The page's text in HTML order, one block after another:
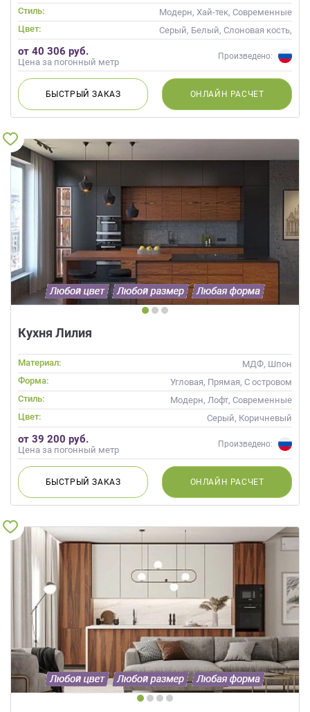
Стиль:
Модерн, Хай-тек, Современные
Цвет:
Серый, Белый, Слоновая кость,
Кремовый
от 40 306 руб.
Цена за погонный метр
Произведено:
БЫСТРЫЙЗАКАЗ ОНЛАЙН РАСЧЕТ
Кухня Лилия
Материал:
МДФ, Шпон
Форма:
Угловая, Прямая, С островом
Стиль:
Модерн, Лофт, Современные
Цвет:
Серый, Коричневый
от 39 200 руб.
Цена за погонный метр
Произведено:
БЫСТРЫЙЗАКАЗ ОНЛАЙН РАСЧЕТ